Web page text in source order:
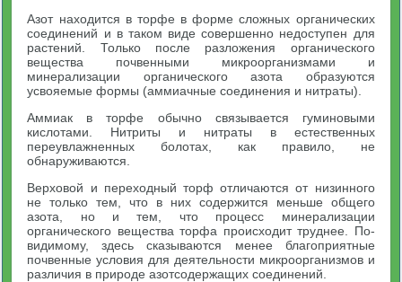
Азот находится в торфе в форме сложных органических
соединений и в таком виде совершенно недоступен для
растений. Только после разложения органического
вещества почвенными микроорганизмами и
минерализации органического азота образуются
усвояемые формы (аммиачные соединения и нитраты).
Аммиак в торфе обычно связывается гуминовыми
кислотами. Нитриты и нитраты в естественных
переувлажненных болотах, как правило, не
обнаруживаются.
Верховой и переходный торф отличаются от низинного
не только тем, что в них содержится меньше общего
азота, но и тем, что процесс минерализации
органического вещества торфа происходит труднее. По-
видимому, здесь сказываются менее благоприятные
почвенные условия для деятельности микроорганизмов и
различия в природе азотсодержащих соединений.